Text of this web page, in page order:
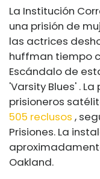
La Institución
una prisión de
las actrices
huffman tiempo
Escándalo de
'Varsity Blues' .
prisioneros
505 reclusos ,
Prisiones. La
Oakland.